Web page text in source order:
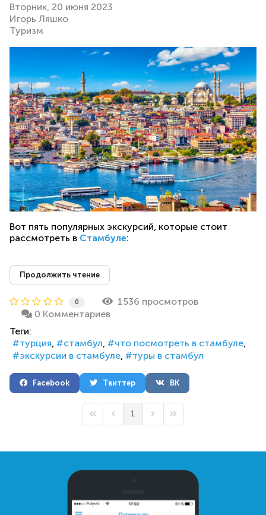
Вторник, 20 июня 2023
Игорь Ляшко
Туризм
Вот пять популярных экскурсий, которые стоит
рассмотреть в Стамбуле:
Продолжить чтение
0
1536 просмотров
0 Комментариев
Теги:
турция
стамбул
что посмотреть в стамбуле
экскурсии в стамбуле
туры в стамбул
Facebook Твиттер ВК
First PagePrevious Page
1 Next PageLast Page